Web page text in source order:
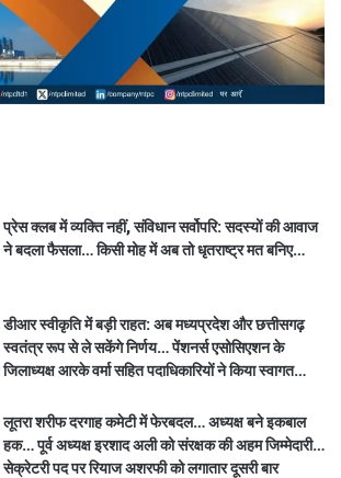
प्रेस क्लब में व्यक्ति नहीं, संविधान सर्वोपरि: सदस्यों की आवाज
ने बदला फैसला… किसी मोह में अब तो धृतराष्ट्र मत बनिए…
डीआर स्वीकृति में बड़ी राहत: अब मध्यप्रदेश और छत्तीसगढ़
स्वतंत्र रूप से ले सकेंगे निर्णय… पेंशनर्स एसोसिएशन के
जिलाध्यक्ष आरके वर्मा सहित पदाधिकारियों ने किया स्वागत…
लूतरा शरीफ दरगाह कमेटी में फेरबदल… अध्यक्ष बने इकबाल
हक… पूर्व अध्यक्ष इरशाद अली को संरक्षक की अहम जिम्मेदारी…
सेक्रेटरी पद पर रियाज अशरफी को लगातार दूसरी बार